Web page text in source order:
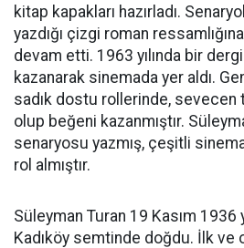
kitap kapakları hazırladı.
yazdığı çizgi roman
devam etti. 1963 yılında bir
kazanarak sinemada yer aldı.
sadık dostu rollerinde, sevecen
olup beğeni kazanmıştır.
senaryosu yazmış, çeşitli
rol almıştır.
Süleyman Turan 19 Kasım 1936
Kadıköy semtinde doğdu. İlk ve